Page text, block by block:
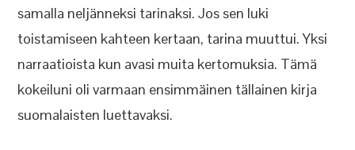
samalla neljänneksi tarinaksi. Jos sen luki
toistamiseen kahteen kertaan, tarina muuttui. Yksi
narraatioista kun avasi muita kertomuksia. Tämä
kokeiluni oli varmaan ensimmäinen tällainen kirja
suomalaisten luettavaksi.